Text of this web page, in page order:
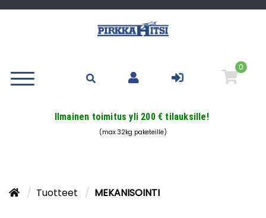
0
Ilmainen toimitus yli 200 € tilauksille!
(max 32kg paketeille)
Tuotteet MEKANISOINTI